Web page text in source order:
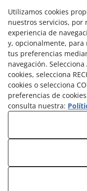
Utilizamos cookies
nuestros servicios, por
experiencia de
y, opcionalmente,
tus preferencias
navegación.
cookies, selecciona
cookies o selecciona
preferencias de
consulta nuestra: